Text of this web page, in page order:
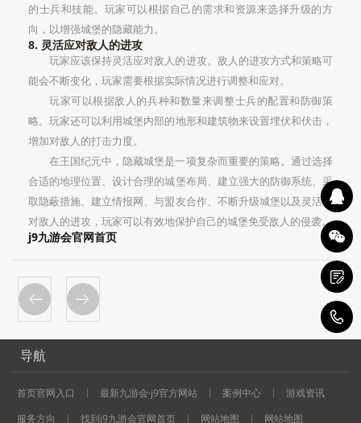
的士兵和技能。玩家可以根据自己的需求和资源来选择升级的方
向，以增强城堡的隐藏能力。
8. 灵活应对敌人的进攻
玩家应该保持灵活应对敌人的进攻。敌人的进攻方式和策略可
能会不断变化，玩家需要根据实际情况进行调整和应对。
玩家可以根据敌人的兵种和数量来调整士兵的配置和防御策
略。玩家还可以利用城堡内部的地形和建筑物来设置埋伏和伏击，
增加对敌人的打击力度。
在王国纪元中，隐藏城堡是一项复杂而重要的策略。通过选择
合适的地理位置、设计合理的城堡布局、建立强大的防御系统、采
取隐蔽措施、建立情报网、与盟友合作、不断升级城堡以及灵活应
对敌人的进攻，玩家可以有效地保护自己的城堡免受敌人的侵袭。
j9九游会官网首页
导航
首页官网入口 最新九游会·j9官方网站 案例中心
游戏资讯
服务方向
找到j9九游会官网首页 网站地图 网站地图